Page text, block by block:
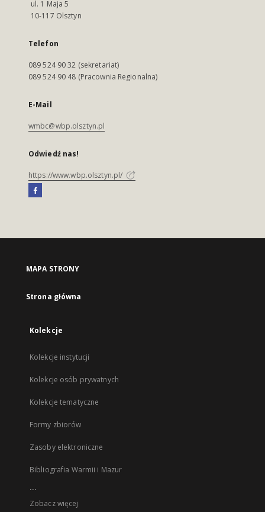
ul. 1 Maja 5
10-117 Olsztyn
Telefon
089 524 90 32 (sekretariat)
089 524 90 48 (Pracownia Regionalna)
E-Mail
wmbc@wbp.olsztyn.pl
Odwiedź nas!
https://www.wbp.olsztyn.pl/
MAPA STRONY
Strona główna
Kolekcje
Kolekcje instytucji
Kolekcje osób prywatnych
Kolekcje tematyczne
Formy zbiorów
Zasoby elektroniczne
Bibliografia Warmii i Mazur
...
Zobacz więcej